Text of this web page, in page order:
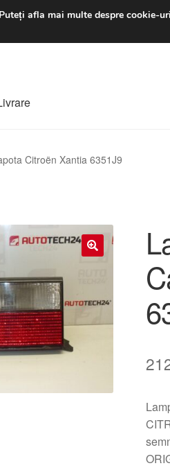
luni-vineri 9
Citroën Xantia 6351J9
Puteți afla mai multe despre cookie-